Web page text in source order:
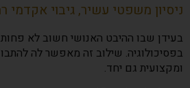
ניסיון משפטי עשיר, גיבוי אקדמי
בעידן שבו ההיבט האנושי חשוב לא
בפסיכולוגיה. שילוב זה מאפשר לה
ומקצועית גם יחד.